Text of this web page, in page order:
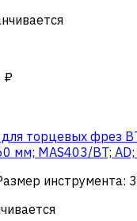
₽
торцевых фрез
мм; MAS403/BT; AD;
инструмента: